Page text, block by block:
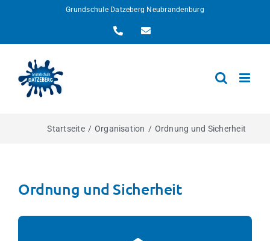
Grundschule Datzeberg Neubrandenburg
TelefonE-
Startseite Organisation Ordnung und Sicherheit
Ordnung und Sicherheit